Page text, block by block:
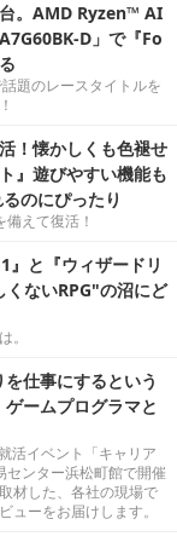
。AMD Ryzen™ AI
D」で『Fo
題のレースタイトルを
！懐かしくも色褪せ
』遊びやすい機能も
のにぴったり
えて復活！
』と『ウィザードリ
ないRPG"の沼にど
。
を仕事にするという
ームプログラマと
活イベント「キャリア
ンター浜松町館で開催
材した、各社の現場で
ューをお届けします。